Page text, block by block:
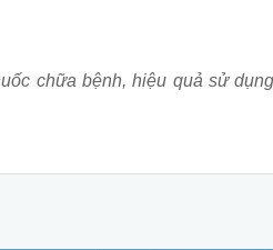
chữa bệnh, hiệu quả sử